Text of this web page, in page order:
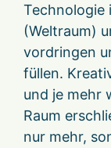
Technologie
(Weltraum)
vordringen
füllen.
und je mehr
Raum
nur mehr,